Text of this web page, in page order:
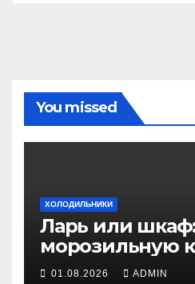
You missed
ХОЛОДИЛЬНИКИ
Ларь или
морозильную
для дома и дачи
01.08.2026 ADMIN